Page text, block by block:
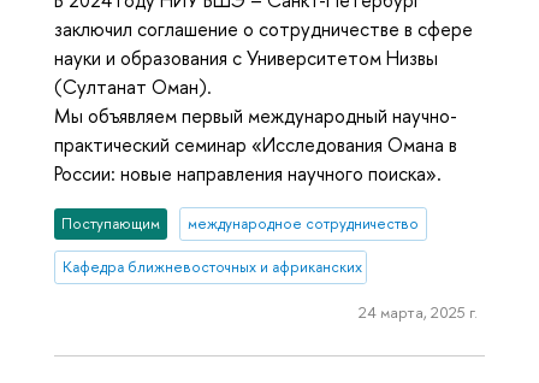
заключил соглашение о сотрудничестве в сфере
науки и образования с Университетом Низвы
(Султанат Оман).
Мы объявляем первый международный научно-
практический семинар «Исследования Омана в
России: новые направления научного поиска».
Поступающим международное сотрудничество
Кафедра ближневосточных и африканских исследований
24 марта, 2025 г.